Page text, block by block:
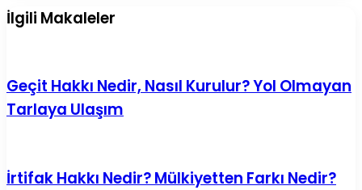
Yapılır?
|
Açıklayıcı
Rehber
İlgili Makaleler
Geçit Hakkı Nedir, Nasıl Kurulur? Yol Olmayan
Tarlaya Ulaşım
İrtifak Hakkı Nedir? Mülkiyetten Farkı Nedir?